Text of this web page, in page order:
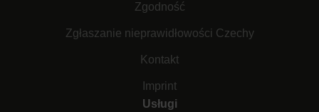
Zgodność
Zgłaszanie nieprawidłowości Czechy
Kontakt
Imprint
Usługi